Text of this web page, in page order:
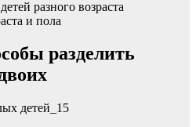
и пола
разделить